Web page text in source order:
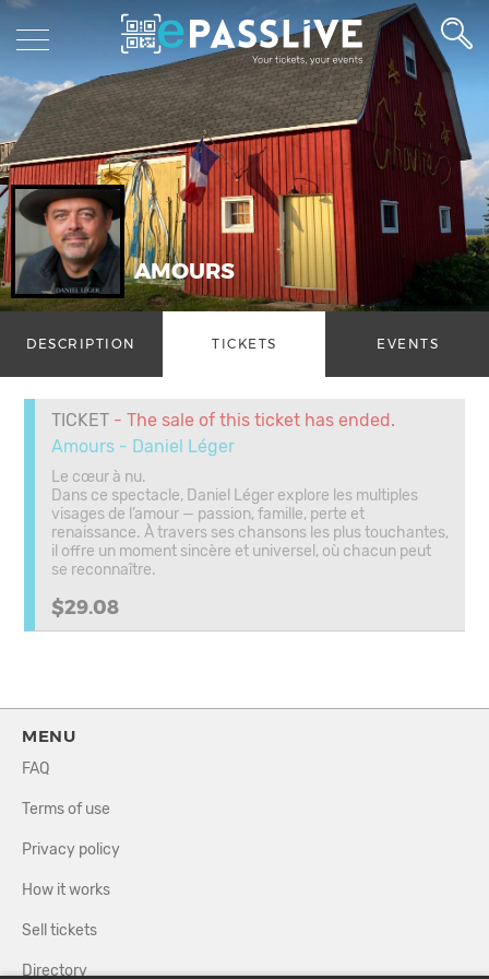
AMOURS
DESCRIPTION TICKETS EVENTS
TICKET - The sale of this ticket has ended.
Amours - Daniel Léger
Le cœur à nu.
Dans ce spectacle, Daniel Léger explore les multiples
visages de l’amour — passion, famille, perte et
renaissance. À travers ses chansons les plus touchantes,
il offre un moment sincère et universel, où chacun peut
se reconnaître.
$29.08
MENU
FAQ
Terms of use
Privacy policy
How it works
Sell tickets
Directory